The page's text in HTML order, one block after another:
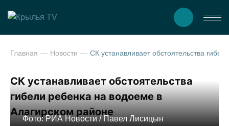
Главная Новости
СК устанавливает обстоятельства
гибели ребенка на водоеме в
Алагирском районе
Фото: РИА Новости / Павел Лисицын